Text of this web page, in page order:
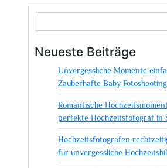
Neueste Beiträge
Unvergessliche Momente
Zauberhafte Baby Fotoshooting
Romantische
perfekte Hochzeitsfotograf in
Hochzeitsfotografen
für unvergessliche